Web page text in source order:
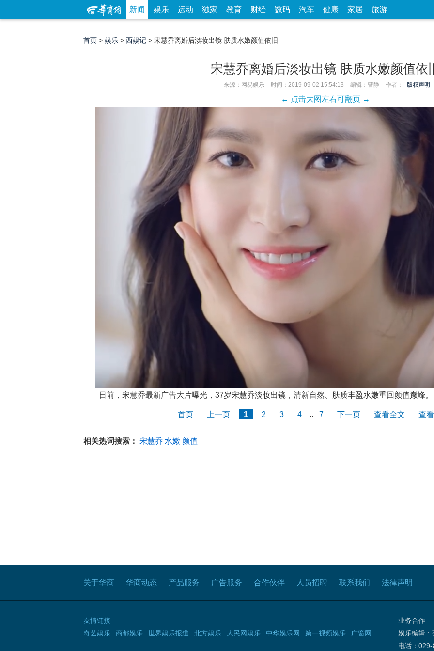
新闻 娱乐 运动 独家 教育 财经 数码 汽车 健康 家居 旅游
首页 > 娱乐 > 西娱记 > 宋慧乔离婚后淡妆出镜 肤质水嫩颜值依旧
宋慧乔离婚后淡妆出镜 肤质水嫩颜值依
来源：网易娱乐 时间：2019-09-02 15:54:13 编辑：曹静 作者： 版权声明
← 点击大图左右可翻页 →
日前，宋慧乔最新广告大片曝光，37岁宋慧乔淡妆出镜，清新自然、肤质丰盈水嫩重回颜值巅峰。
首页 上一页 1 2 3 4 .. 7 下一页 查看全文 查
相关热词搜索： 宋慧乔 水嫩 颜值
关于华商 华商动态 产品服务 广告服务 合作伙伴 人员招聘 联系我们 法律声明
友情链接
奇艺娱乐
商都娱乐 世界娱乐报道 北方娱乐 人民网娱乐 中华娱乐网 第一视频娱乐 广窗网
业务合作
娱乐编辑：
电话：